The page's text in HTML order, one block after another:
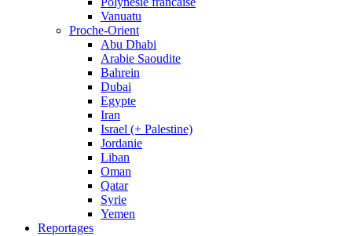
Vanuatu
Proche-Orient
Abu Dhabi
Arabie Saoudite
Bahrein
Dubai
Egypte
Iran
Israel (+ Palestine)
Jordanie
Liban
Oman
Qatar
Syrie
Yemen
Reportages